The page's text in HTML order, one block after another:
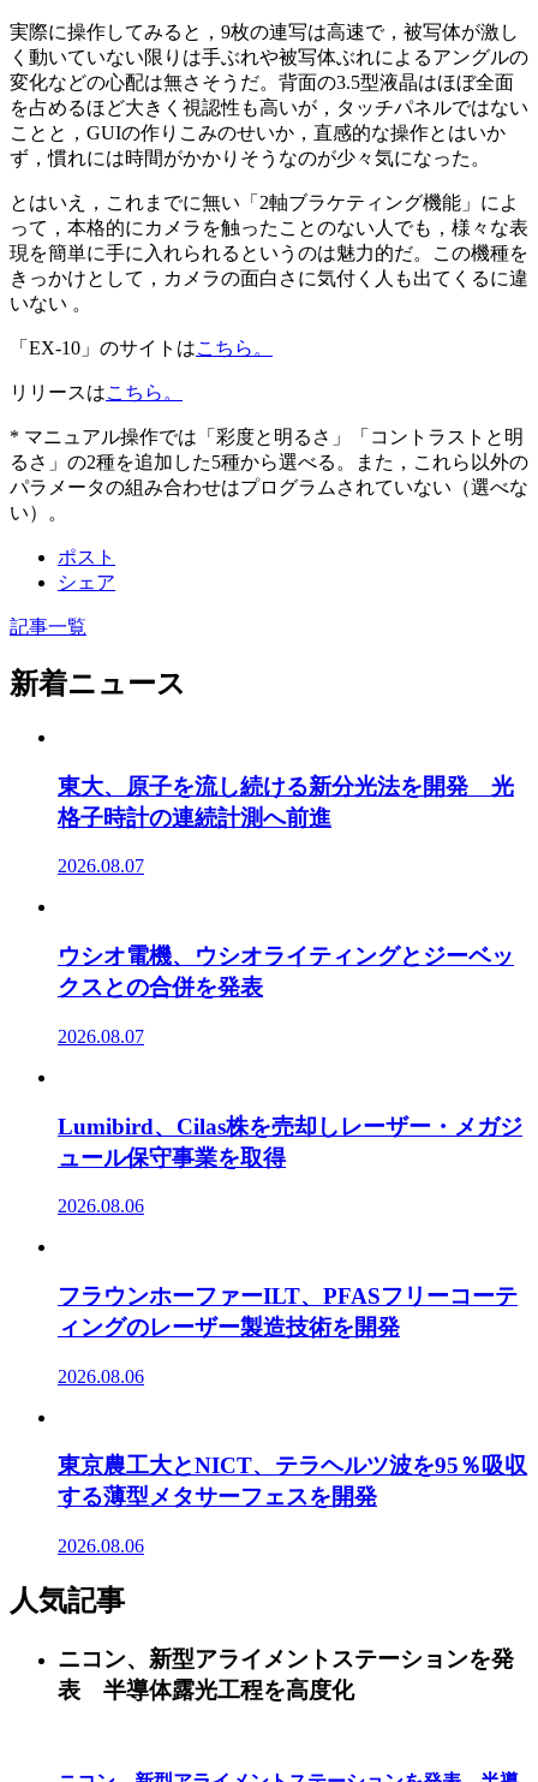
実際に操作してみると，9枚の連写は高速で，被写体が激し
く動いていない限りは手ぶれや被写体ぶれによるアングルの
変化などの心配は無さそうだ。背面の3.5型液晶はほぼ全面
を占めるほど大きく視認性も高いが，タッチパネルではない
ことと，GUIの作りこみのせいか，直感的な操作とはいか
ず，慣れには時間がかかりそうなのが少々気になった。
とはいえ，これまでに無い「2軸ブラケティング機能」によ
って，本格的にカメラを触ったことのない人でも，様々な表
現を簡単に手に入れられるというのは魅力的だ。この機種を
きっかけとして，カメラの面白さに気付く人も出てくるに違
いない 。
「EX-10」のサイトはこちら。
リリースはこちら。
* マニュアル操作では「彩度と明るさ」「コントラストと明
るさ」の2種を追加した5種から選べる。また，これら以外の
パラメータの組み合わせはプログラムされていない（選べな
い）。
ポスト
シェア
記事一覧
新着ニュース
東大、原子を流し続ける新分光法を開発 光
格子時計の連続計測へ前進
2026.08.07
ウシオ電機、ウシオライティングとジーベッ
クスとの合併を発表
2026.08.07
Lumibird、Cilas株を売却しレーザー・メガジ
ュール保守事業を取得
2026.08.06
フラウンホーファーILT、PFASフリーコーテ
ィングのレーザー製造技術を開発
2026.08.06
東京農工大とNICT、テラヘルツ波を95％吸収
する薄型メタサーフェスを開発
2026.08.06
人気記事
ニコン、新型アライメントステーションを発
表 半導体露光工程を高度化